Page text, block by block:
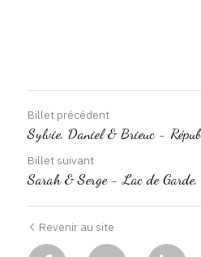
Billet précédent
Sylvie, Daniel & Brieuc -
Billet suivant
Sarah & Serge - Lac de
Revenir au site